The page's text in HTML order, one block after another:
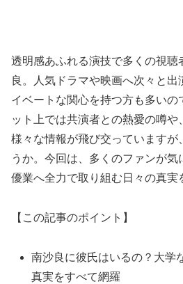
透明感あふれる演技で多くの視聴
良。人気ドラマや映画へ次々と出
イベートな関心を持つ方も多いの
ット上では共演者との熱愛の噂
様々な情報が飛び交っていますが
うか。今回は、多くのファンが
優業へ全力で取り組む日々の真実
【この記事のポイント】
南沙良に彼氏はいるの？大学
真実をすべて網羅